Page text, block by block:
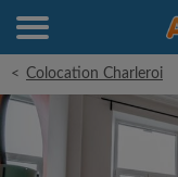
< Colocation Charleroi